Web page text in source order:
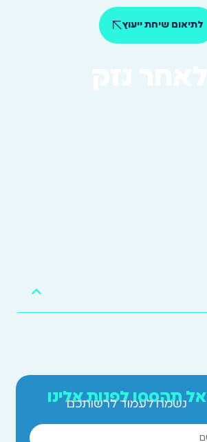
לתיאום שיחת ייעוץ
אל תהססו לפנות אלינו
נשמח לעמוד לרשותכם